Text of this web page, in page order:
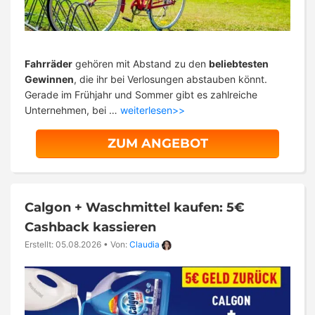
Fahrräder gehören mit Abstand zu den beliebtesten
Gewinnen, die ihr bei Verlosungen abstauben könnt.
Gerade im Frühjahr und Sommer gibt es zahlreiche
Unternehmen, bei … weiterlesen>>
ZUM ANGEBOT
Calgon + Waschmittel kaufen: 5€
Cashback kassieren
Erstellt: 05.08.2026 • Von: Claudia